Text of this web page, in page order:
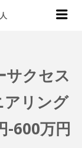
サクセス
リング
-600万円